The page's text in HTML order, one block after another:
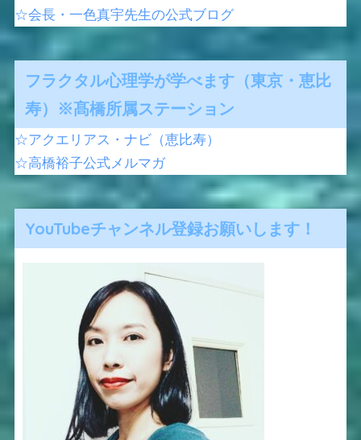
☆会長・一色真宇先生の公式ブログ
フラクタル心理学が学べます（東京・恵比
寿）※髙橋所属ステーション
☆アクエリアス・ナビ（恵比寿）
☆高橋裕子公式メルマガ
YouTubeチャンネル登録お願いします！